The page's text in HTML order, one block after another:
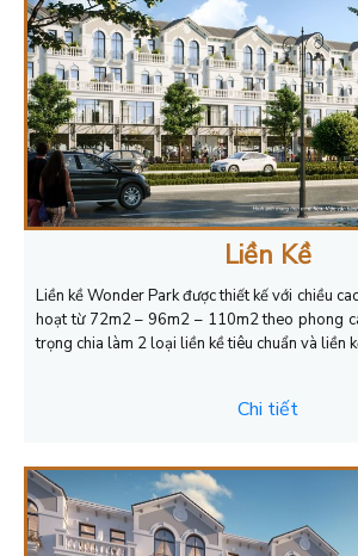
Liền Kề
Liền kề Wonder Park được thiết kế với chiều
hoạt từ 72m2 – 96m2 – 110m2 theo phong
trọng chia làm 2 loại liền kề tiêu chuẩn và liền
Chi tiết